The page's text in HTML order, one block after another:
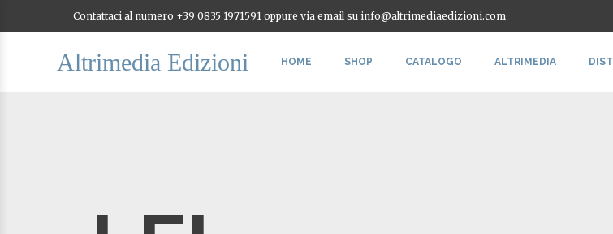
Contattaci al numero +39 0835 1971591 oppure via email su info@altrimediaedizioni.com
Altrimedia Edizioni HOME SHOP CATALOGO ALTRIMEDIA